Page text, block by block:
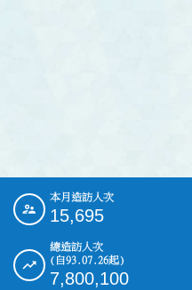
::: 本月造訪人次
15,695
總造訪人次
(自93.07.26起)
7,800,100